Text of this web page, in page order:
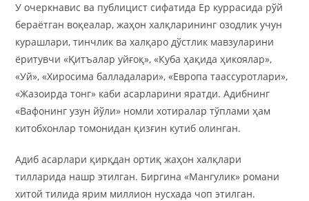
У очеркнавис ва публицист сифатида Ер куррасида рўй
бераётган воқеалар, жаҳон халқларининг озодлик учун
курашлари, тинчлик ва халқаро дўстлик мавзуларини
ёритувчи «Қитъалар уйғоқ», «Куба ҳақида ҳикоялар»,
«Уй», «Хиросима балладалари», «Европа таассуротлари»,
«Жазоирда тонг» каби асарларини яратди. Адибнинг
«Вафонинг узун йўли» номли хотиралар тўплами ҳам
китобхонлар томонидан қизғин кутиб олинган.
Адиб асарлари қирқдан ортиқ жаҳон халқлари
тилларида нашр этилган. Биргина «Мангулик» романи
хитой тилида ярим миллион нусхада чоп этилган.